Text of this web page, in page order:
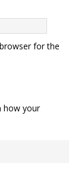
for the
how your